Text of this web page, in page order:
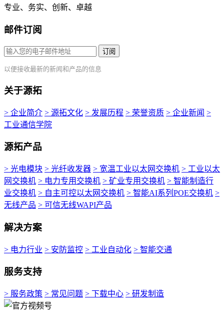
专业、务实、创新、卓越
邮件订阅
订阅
以便接收最新的新闻和产品的信息
关于源拓
> 企业简介 > 源拓文化 > 发展历程 > 荣誉资质 > 企业新闻 >
工业通信学院
源拓产品
> 光电模块 > 光纤收发器 > 宽温工业以太网交换机 > 工业以太
网交换机 > 电力专用交换机 > 矿业专用交换机 > 智能制造行
业交换机 > 自主可控以太网交换机 > 智能AI系列POE交换机 >
无线产品 > 可信无线WAPI产品
解决方案
> 电力行业 > 安防监控 > 工业自动化 > 智能交通
服务支持
> 服务政策 > 常见问题 > 下载中心 > 研发制造